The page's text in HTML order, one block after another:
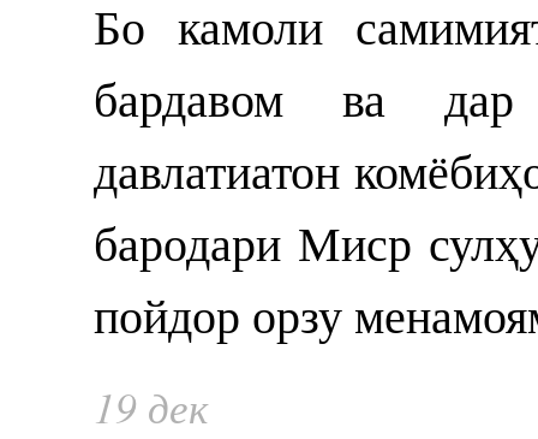
Бо камоли
бардавом ва дар
давлатиатон
бародари Миср
пойдор орзу
19 дек